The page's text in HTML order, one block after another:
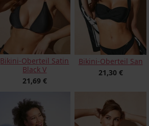
Bikini-Oberteil Satin
Black V
21,69 €
Bikini-Oberteil San
21,30 €